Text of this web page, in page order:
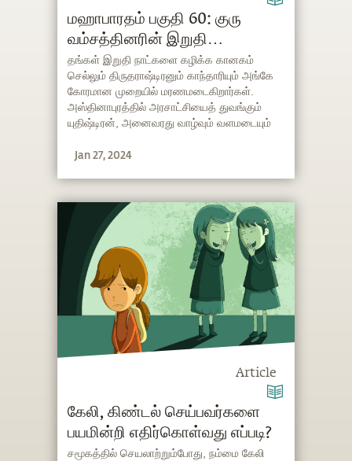
மஹாபாரதம் பகுதி 60: குரு
வம்சத்தினரின் இறுதி
அத்தியாயம்
தங்கள் இறுதி நாட்களை கழிக்க கானகம்
செல்லும் திருதராஷ்டிரனும் காந்தாரியும் அங்கே
கோரமான முறையில் மரணமடைகிறார்கள்.
அஸ்தினாபுரத்தில் அரசாட்சியைத் துவங்கும்
யுதிஷ்டிரன், அனைவரது வாழ்வும் வளமடையும்
வருடங்களுக்கு தொடர்ந்து அரசாள்கிறான்.
Jan 27, 2024
Article
கேலி, கிண்டல் செய்பவர்களை
பயமின்றி எதிர்கொள்வது எப்படி?
சமூகத்தில் செயலாற்றும்போது, நம்மை கேலி